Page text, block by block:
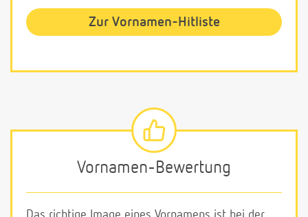
Zur Vornamen-Hitliste
Vornamen-Bewertung